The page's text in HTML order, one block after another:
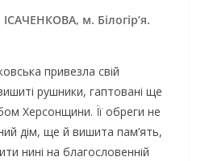
ІСАЧЕНКОВА, м. Білогір’я.
привезла свій
рушники, гаптовані ще
Херсонщини. Її обреги не
дім, ще й вишита пам’ять,
нині на благословенній